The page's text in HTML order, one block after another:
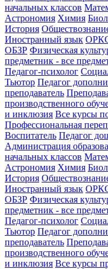
начальных классов
Астрономия Химия
История
Иностранный язык
ОБЗР Физическая
предметник - все
Педагог-психолог
Тьютор Педагог
преподаватель
производственного
и инклюзия Все курсы
Профессиональная
Воспитатель Педагог
Администрация
начальных классов
Астрономия Химия
История
Иностранный язык
ОБЗР Физическая
предметник - все
Педагог-психолог
Тьютор Педагог
преподаватель
производственного
и инклюзия Все курсы